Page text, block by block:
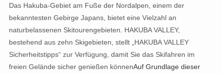
Das Hakuba-Gebiet am Fuße der Nordalpen, einem der
bekanntesten Gebirge Japans, bietet eine Vielzahl an
naturbelassenen Skitourengebieten. HAKUBA VALLEY,
bestehend aus zehn Skigebieten, stellt „HAKUBA VALLEY
Sicherheitstipps“ zur Verfügung, damit Sie das Skifahren im
freien Gelände sicher genießen könnenAuf Grundlage dieser